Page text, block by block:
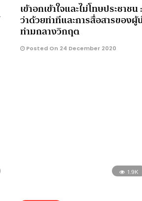
เข้าอกเข้าใจและไม่โทษประชาชน :
ว่าด้วยท่าทีและการสื่อสารของผู้
ท่ามกลางวิกฤต
Posted On 24 December 2020
1.9K